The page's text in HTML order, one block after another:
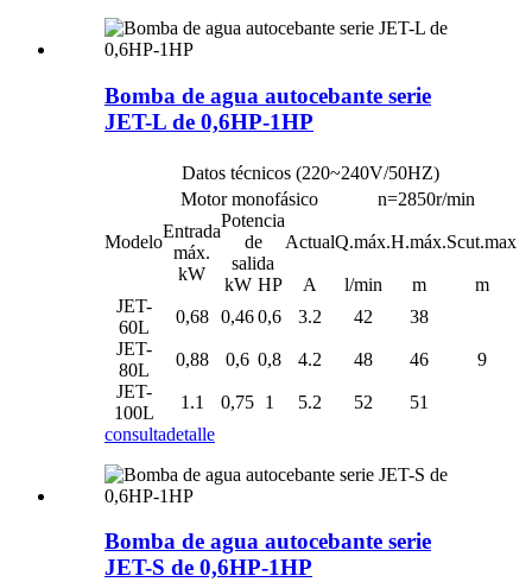
Bomba de agua autocebante serie
JET-L de 0,6HP-1HP
Datos técnicos (220~240V/50HZ)
Modelo
Motor monofásico
n=2850r/min
Entrada
máx.
kW
Potencia
de
salida
ActualQ.máx.H.máx.Scut.max
kW HP A l/min m
m
JET-
60L
0,68 0,460,6 3.2 42 38
9
JET-
80L
0,88 0,6 0,8 4.2 48
46
JET-
100L
1.1 0,75 1 5.2 52
51
consultadetalle
Bomba de agua autocebante serie
JET-S de 0,6HP-1HP